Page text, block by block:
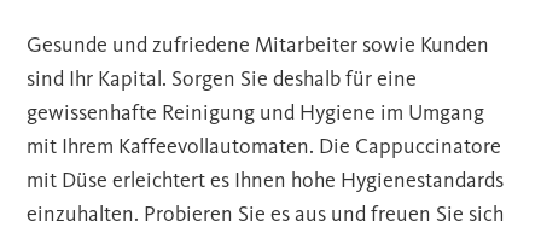
Gesunde und zufriedene Mitarbeiter sowie Kunden
sind Ihr Kapital. Sorgen Sie deshalb für eine
gewissenhafte Reinigung und Hygiene im Umgang
mit Ihrem Kaffeevollautomaten. Die Cappuccinatore
mit Düse erleichtert es Ihnen hohe Hygienestandards
einzuhalten. Probieren Sie es aus und freuen Sie sich